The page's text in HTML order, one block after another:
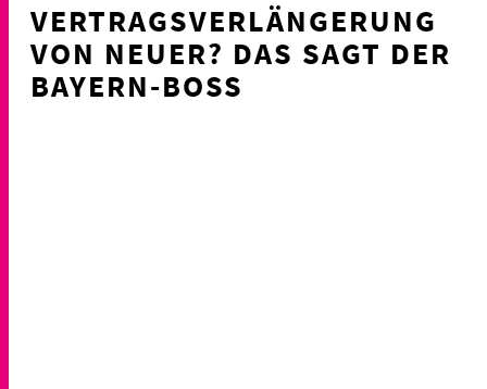
VERTRAGSVERLÄNGERUNG
VON NEUER? DAS SAGT DER
BAYERN-BOSS